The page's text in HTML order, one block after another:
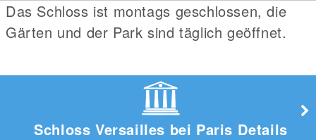
Das Schloss ist montags geschlossen, die
Gärten und der Park sind täglich geöffnet.
Schloss Versailles bei Paris Details